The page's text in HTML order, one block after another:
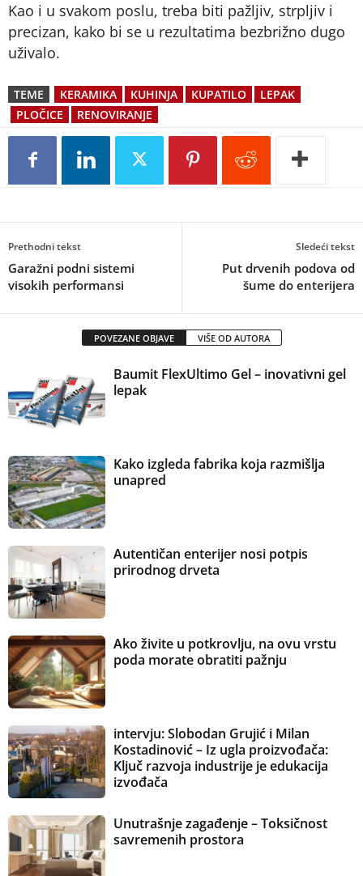
Kao i u svakom poslu, treba biti pažljiv, strpljiv i
precizan, kako bi se u rezultatima bezbrižno dugo
uživalo.
TEME KERAMIKA KUHINJA KUPATILO
LEPAK
PLOČICE
RENOVIRANJE
Prethodni tekst
Garažni podni sistemi
visokih performansi
Sledeći tekst
Put drvenih podova od
šume do enterijera
POVEZANE OBJAVE VIŠE OD AUTORA
Baumit FlexUltimo Gel – inovativni gel
lepak
Kako izgleda fabrika koja razmišlja
unapred
Autentičan enterijer nosi potpis
prirodnog drveta
Ako živite u potkrovlju, na ovu vrstu
poda morate obratiti pažnju
intervju: Slobodan Grujić i Milan
Kostadinović – Iz ugla proizvođača:
Ključ razvoja industrije je edukacija
izvođača
Unutrašnje zagađenje – Toksičnost
savremenih prostora